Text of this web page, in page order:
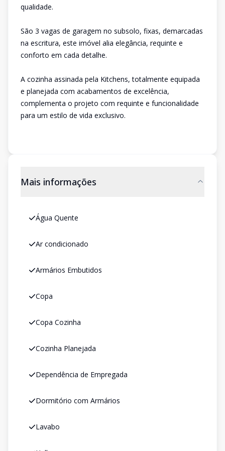
qualidade.
São 3 vagas de garagem no subsolo, fixas, demarcadas
na escritura, este imóvel alia elegância, requinte e
conforto em cada detalhe.
A cozinha assinada pela Kitchens, totalmente equipada
e planejada com acabamentos de excelência,
complementa o projeto com requinte e funcionalidade
para um estilo de vida exclusivo.
Mais informações
Água Quente
Ar condicionado
Armários Embutidos
Copa
Copa Cozinha
Cozinha Planejada
Dependência de Empregada
Dormitório com Armários
Lavabo